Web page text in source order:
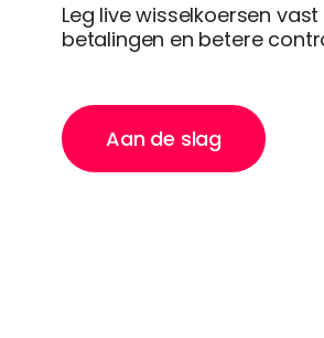
Leg live wisselkoersen
betalingen en betere
Aan de slag